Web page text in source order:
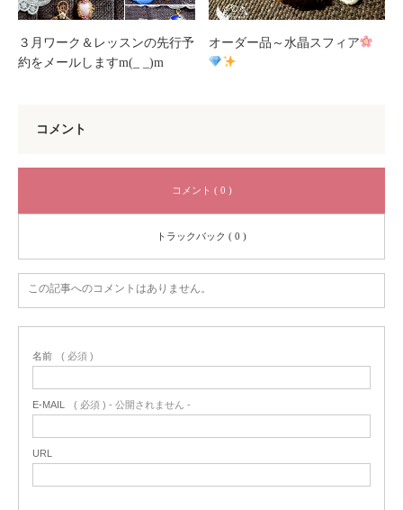
３月ワーク＆レッスンの先行予
約をメールしますm(_ _)m
オーダー品～水晶スフィア
コメント
コメント ( 0 )
トラックバック ( 0 )
この記事へのコメントはありません。
名前 ( 必須 )
E-MAIL ( 必須 ) - 公開されません -
URL